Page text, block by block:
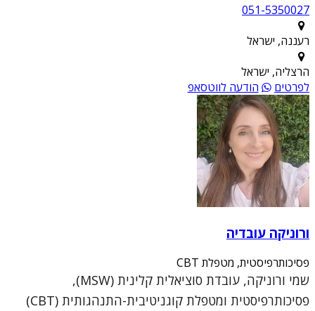
051-5350027
רעננה, ישראל
הרצליה, ישראל
לפרטים
הודעה לווטסאפ
ורוניקה עובדיה
פסיכותרפיסטית, מטפלת CBT
שמי ורוניקה, עובדת סוציאלית קלינית (MSW),
פסיכותרפיסטית ומטפלת קוגניטיבית-התנהגותית (CBT)